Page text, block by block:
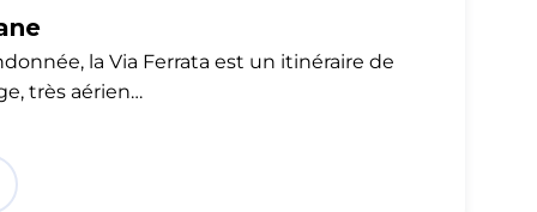
la Via Ferrata est un itinéraire de
très aérien…